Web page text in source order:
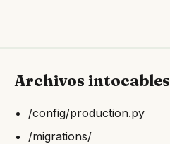
Archivos intocables
/config/production.py
/migrations/